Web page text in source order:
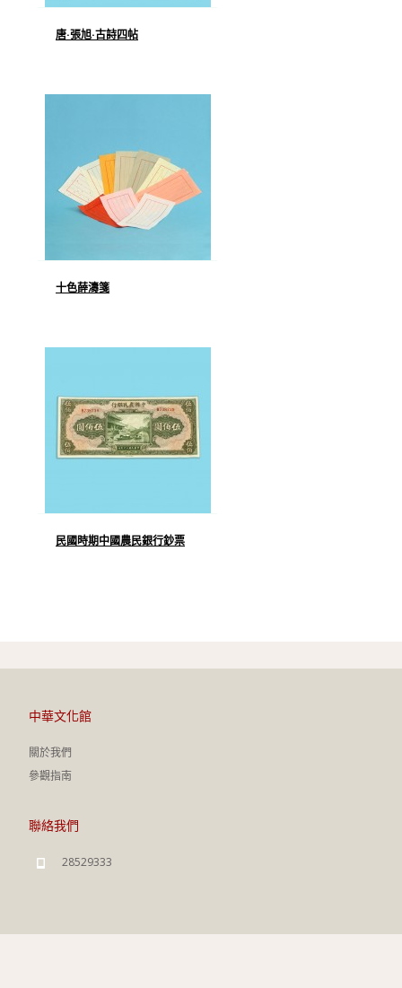
唐·張旭·古詩四帖
十色薛濤箋
民國時期中國農民銀行鈔票
中華文化館
關於我們
參觀指南
聯絡我們
28529333